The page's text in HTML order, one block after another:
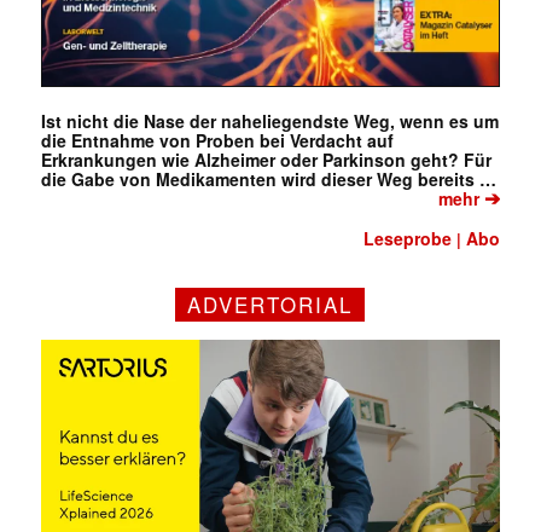
Ist nicht die Nase der naheliegendste Weg, wenn es um
die Entnahme von Proben bei Verdacht auf
Erkrankungen wie Alzheimer oder Parkinson geht? Für
die Gabe von Medikamenten wird dieser Weg bereits …
mehr➔
Leseprobe |Abo
ADVERTORIAL